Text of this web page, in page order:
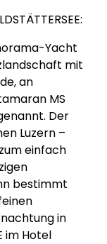
Yacht
mit
an
MS
Der
Luzern –
einfach
bestimmt
in
im Hotel